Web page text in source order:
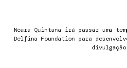
Noara Quintana irá passar uma
Delfina Foundation para
divulgação